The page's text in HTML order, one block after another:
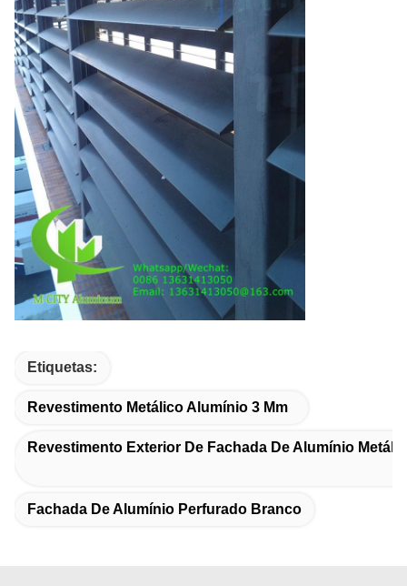
Etiquetas:
Revestimento Metálico Alumínio 3 Mm
Revestimento Exterior De Fachada De Alumínio
Fachada De Alumínio Perfurado Branco